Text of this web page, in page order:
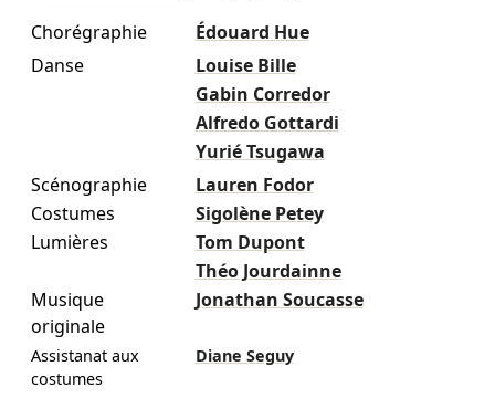
Chorégraphie
Édouard Hue
Danse
Louise Bille
Gabin Corredor
Alfredo Gottardi
Yurié Tsugawa
Scénographie
Lauren Fodor
Costumes
Sigolène Petey
Lumières
Tom Dupont
Théo Jourdainne
Musique
originale
Jonathan Soucasse
Assistanat aux
costumes
Diane Seguy